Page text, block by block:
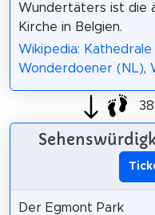
Wundertäters ist die
Kirche in Belgien.
Wikipedia:
Wonderdoener (NL),
Der Egmont Park